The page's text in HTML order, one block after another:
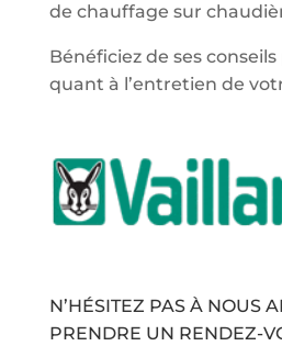
de chauffage sur
Bénéficiez de ses
quant à l’entretien de
N’HÉSITEZ PAS À NOUS
PRENDRE UN RENDEZ-